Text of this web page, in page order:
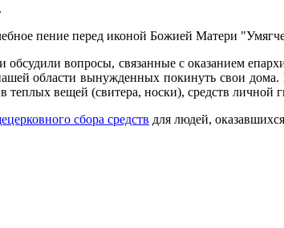
пение перед иконой Божией Матери
обсудили вопросы, связанные с оказанием
области вынужденных покинуть свои
теплых вещей (свитера, носки), средств личной
сбора средств для людей,